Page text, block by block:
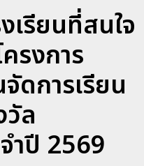
เรียนที่สนใจ
รงการ
ดการเรียน
ล
ำปี 2569